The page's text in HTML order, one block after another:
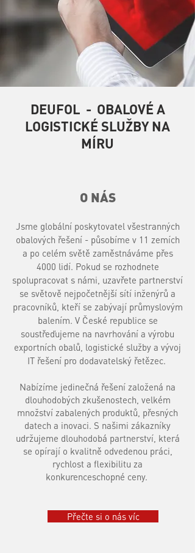
DEUFOL - OBALOVÉ A
LOGISTICKÉ SLUŽBY NA
MÍRU
O NÁS
Jsme globální poskytovatel všestranných
obalových řešení - působíme v 11 zemích
a po celém světě zaměstnáváme přes
4000 lidí. Pokud se rozhodnete
spolupracovat s námi, uzavřete partnerství
se světově nejpočetnější sítí inženýrů a
pracovníků, kteří se zabývají průmyslovým
balením. V České republice se
soustřeďujeme na navrhování a výrobu
exportních obalů, logistické služby a vývoj
IT řešení pro dodavatelský řetězec.
Nabízíme jedinečná řešení založená na
dlouhodobých zkušenostech, velkém
množství zabalených produktů, přesných
datech a inovaci. S našimi zákazníky
udržujeme dlouhodobá partnerství, která
se opírají o kvalitně odvedenou práci,
rychlost a flexibilitu za
konkurenceschopné ceny.
Přečte si o nás víc